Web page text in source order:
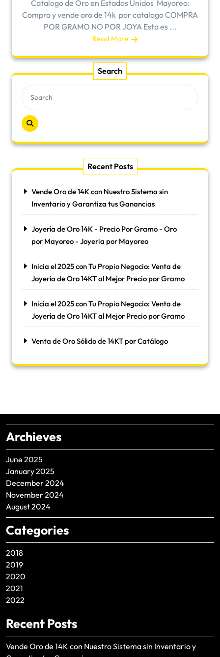
Catalogo de Oro en Estados Unidos ​Mayoreo:
Compra y vende oro de 14k por catalogo COMPRA
POR GRAMO NO POR JOYA Esta es ...
Read More
Search
Recent Posts
Vende Oro de 14K con Nuestro Sistema sin
Inventario y Garantiza tus Ganancias
Joyería de Oro 14K - Precio Por Gramo - Oro
por Mayoreo - Joyeria por Mayoreo
Inicia el 2025 con Tu Propio Negocio: Venta de
Joyería de Oro 14KT al Mejor Precio por Gramo
Inicia el 2025 con Tu Propio Negocio: Venta de
Joyería de Oro 14KT al Mejor Precio por Gramo
Venta de Oro Sólido de 14KT por Catálogo
Archieves
June 2025
January 2025
December 2024
November 2024
August 2024
Categories
2018
2019
2020
2021
2022
Recent Posts
Vende Oro de 14K con Nuestro Sistema sin Inventario y